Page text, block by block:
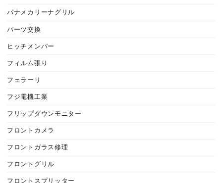
パナメカリーナグリル
パーツ交換
ヒッチメンバー
フィルム張り
フェラーリ
フジ電機工業
フリップダウンモニター
フロントカメラ
フロントガラス修理
フロントグリル
フロントスプリッター